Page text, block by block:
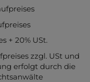
+ 20% USt.
zzgl. USt und
erfolgt durch die